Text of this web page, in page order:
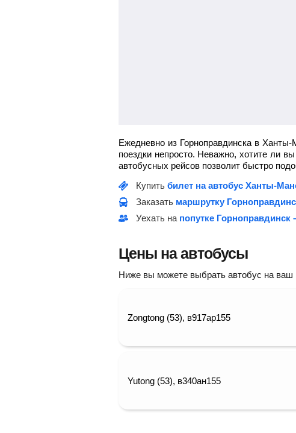
Ежедневно из Горноправдинска в
поездки непросто. Неважно, хотите ли
автобусных рейсов позволит быстро
Купить билет на автобус Ханты-
Заказать маршрутку
Уехать на попутке
Цены на автобусы
Ниже вы можете выбрать автобус на ваш
Zongtong (53), в917ар155
Yutong (53), в340ан155